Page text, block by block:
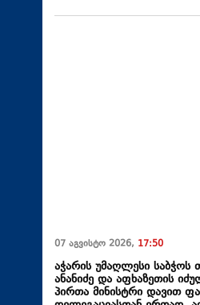
07 აგვისტო 2026, 17:50
აჭარის უმაღლესი საბჭოს
ანანიძე და აფხაზეთის
პირთა მინისტრი დავით